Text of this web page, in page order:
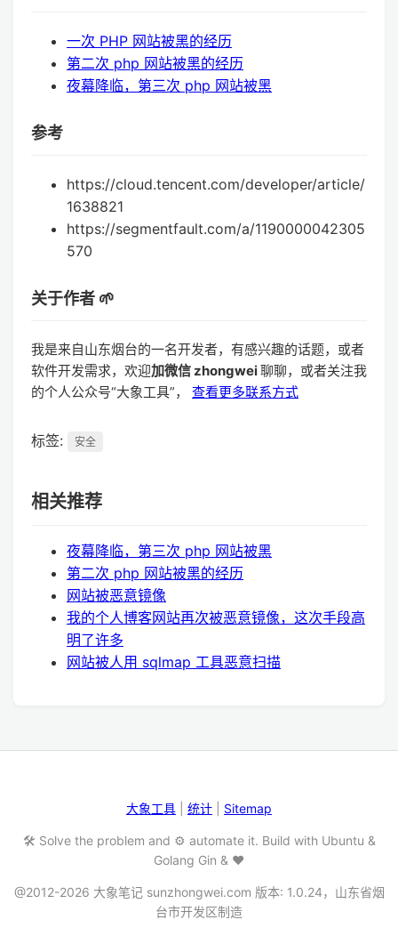
一次 PHP 网站被黑的经历
第二次 php 网站被黑的经历
夜幕降临，第三次 php 网站被黑
参考
https://cloud.tencent.com/developer/article/
1638821
https://segmentfault.com/a/1190000042305
570
关于作者 🌱
我是来自山东烟台的一名开发者，有感兴趣的话题，或者
软件开发需求，欢迎加微信 zhongwei聊聊，或者关注我
的个人公众号“大象工具”， 查看更多联系方式
标签: 安全
相关推荐
夜幕降临，第三次 php 网站被黑
第二次 php 网站被黑的经历
网站被恶意镜像
我的个人博客网站再次被恶意镜像，这次手段高
明了许多
网站被人用 sqlmap 工具恶意扫描
大象工具 统计 Sitemap
🛠️ Solve the problem and ⚙️ automate it. Build with Ubuntu &
Golang Gin & ❤️
@2012-2026 大象笔记 sunzhongwei.com 版本: 1.0.24，山东省烟
台市开发区制造